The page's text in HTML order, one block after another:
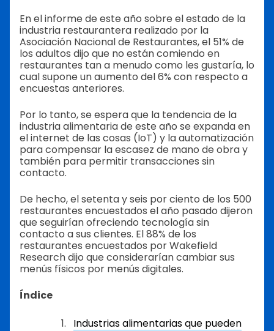
En el informe de este año sobre el estado de la
industria restaurantera realizado por la
Asociación Nacional de Restaurantes, el 51% de
los adultos dijo que no están comiendo en
restaurantes tan a menudo como les gustaría, lo
cual supone un aumento del 6% con respecto a
encuestas anteriores.
Por lo tanto, se espera que la tendencia de la
industria alimentaria de este año se expanda en
el internet de las cosas (IoT) y la automatización
para compensar la escasez de mano de obra y
también para permitir transacciones sin
contacto.
De hecho, el setenta y seis por ciento de los 500
restaurantes encuestados el año pasado dijeron
que seguirían ofreciendo tecnología sin
contacto a sus clientes. El 88% de los
restaurantes encuestados por Wakefield
Research dijo que considerarían cambiar sus
menús físicos por menús digitales.
Índice
Industrias alimentarias que pueden